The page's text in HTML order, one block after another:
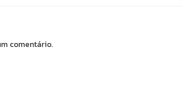
comentário.